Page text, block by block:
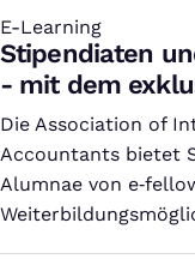
E-Learning
:
Stipendiaten
- mit dem
Preisnachlass
Die Association of
Accountants bietet
Alumnae von